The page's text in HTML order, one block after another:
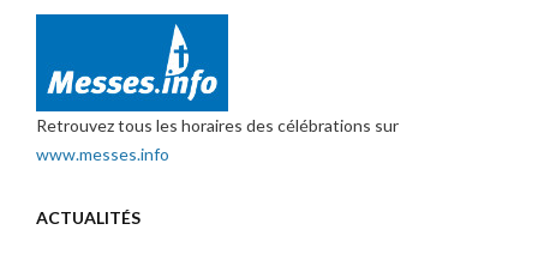
Retrouvez tous les horaires des célébrations sur
www.messes.info
ACTUALITÉS